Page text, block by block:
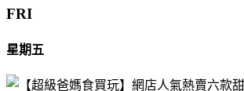
FRI
星期五